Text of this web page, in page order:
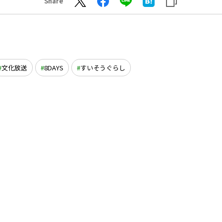
文化放送 8DAYS すいそうぐらし